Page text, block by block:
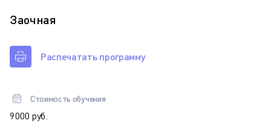
Заочная
Распечатать программу
Стоимость обучения
9 000 руб.